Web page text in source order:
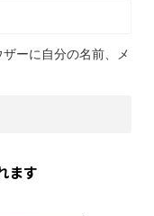
ーに自分の名前、メ
ます